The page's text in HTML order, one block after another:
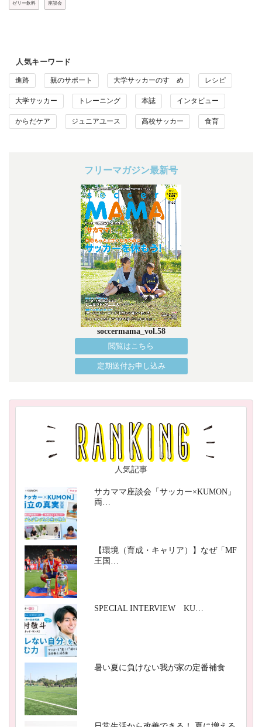
ゼリー飲料 座談会
人気キーワード
進路 親のサポート 大学サッカーのすゝめ レシピ
大学サッカー トレーニング 本誌 インタビュー
からだケア ジュニアユース 高校サッカー 食育
フリーマガジン最新号
soccermama_vol.58
閲覧はこちら
定期送付お申し込み
人気記事
サカママ座談会「サッカー×KUMON」
両…
【環境（育成・キャリア）】なぜ「MF
王国…
SPECIAL INTERVIEW KU…
暑い夏に負けない我が家の定番補食